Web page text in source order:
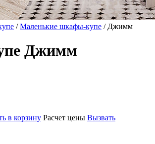
/Маленькие шкафы-купе / Джимм
Джимм
в корзину Расчет цены Вызвать